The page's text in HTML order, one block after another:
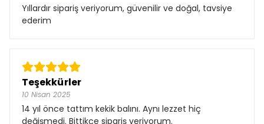
Yıllardır sipariş veriyorum, güvenilir ve doğal, tavsiye
ederim
Teşekkürler
10 Nisan 2025
14 yıl önce tattım kekik balını. Aynı lezzet hiç
değişmedi. Bittikçe sipariş veriyorum.